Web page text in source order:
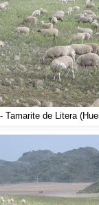
Tamarite de Litera